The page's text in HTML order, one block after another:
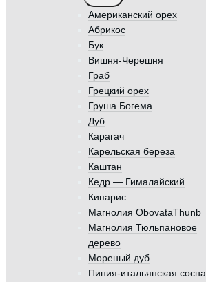
Американский орех
Абрикос
Бук
Вишня-Черешня
Граб
Грецкий орех
Груша Богема
Дуб
Карагач
Карельская береза
Каштан
Кедр — Гималайский
Кипарис
Магнолия ObovataThunb
Магнолия Тюльпановое
дерево
Мореный дуб
Пиния-итальянская сосна